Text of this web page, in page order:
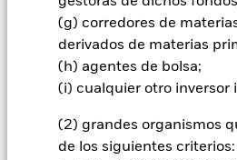
(g) corredores de
derivados de materias
(h) agentes de bolsa;
(i) cualquier otro inversor
(2) grandes organismos
de los siguientes
inversores no recuperen la
Todas las clases de acciones con
fondo utilizan derivados para cubrir
uso de derivados para una clase de
un posible riesgo de contagio
gestora del fondo se asegurará de
procedimientos adecuados para